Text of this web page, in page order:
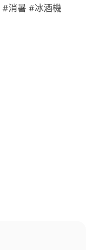
消暑 #冰酒機